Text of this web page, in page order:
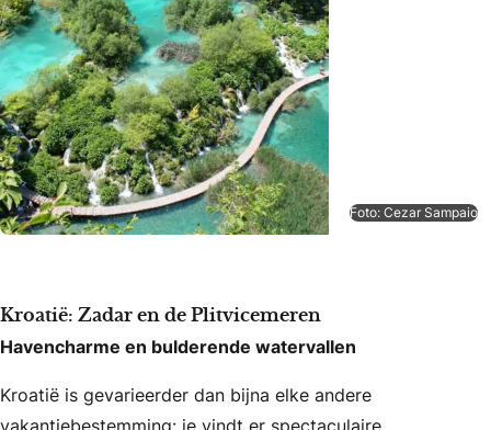
Foto: Cezar Sampaio
Kroatië: Zadar en de Plitvicemeren
Havencharme en bulderende watervallen
Kroatië is gevarieerder dan bijna elke andere